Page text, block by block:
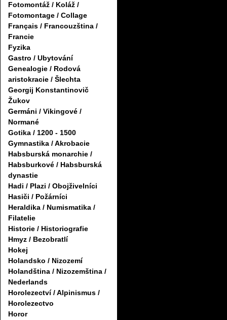
Fotomontáž / Koláž /
Fotomontage / Collage
Français / Francouzština /
Francie
Fyzika
Gastro / Ubytování
Genealogie / Rodová
aristokracie / Šlechta
Georgij Konstantinovič
Žukov
Germáni / Vikingové /
Normané
Gotika / 1200 - 1500
Gymnastika / Akrobacie
Habsburská monarchie /
Habsburkové / Habsburská
dynastie
Hadi / Plazi / Obojživelníci
Hasiči / Požárníci
Heraldika / Numismatika /
Filatelie
Historie / Historiografie
Hmyz / Bezobratlí
Hokej
Holandsko / Nizozemí
Holandština / Nizozemština /
Nederlands
Horolezectví / Alpinismus /
Horolezectvo
Horor